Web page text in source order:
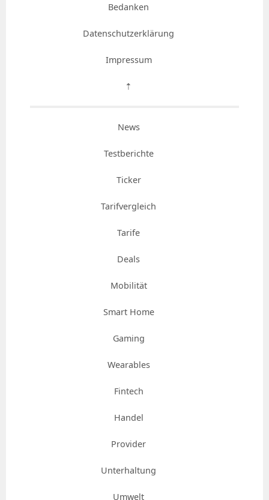
Bedanken
Datenschutzerklärung
Impressum
⇡
News
Testberichte
Ticker
Tarifvergleich
Tarife
Deals
Mobilität
Smart Home
Gaming
Wearables
Fintech
Handel
Provider
Unterhaltung
Umwelt